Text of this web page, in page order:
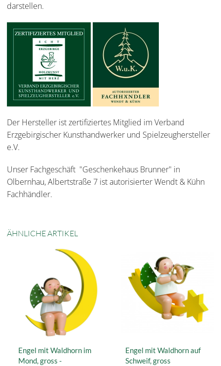
darstellen.
Der Hersteller ist zertifiziertes Mitglied im Verband
Erzgebirgischer Kunsthandwerker und Spielzeughersteller
e.V.
Unser Fachgeschäft "Geschenkehaus Brunner" in
Olbernhau, Albertstraße 7 ist autorisierter Wendt & Kühn
Fachhändler.
ÄHNLICHE ARTIKEL
Engel mit Waldhorn im
Mond, gross -
Engel mit Waldhorn auf
Schweif, gross